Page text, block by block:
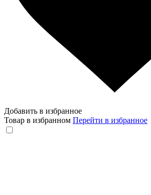
Добавить в избранное
Товар в избранном Перейти в избранное